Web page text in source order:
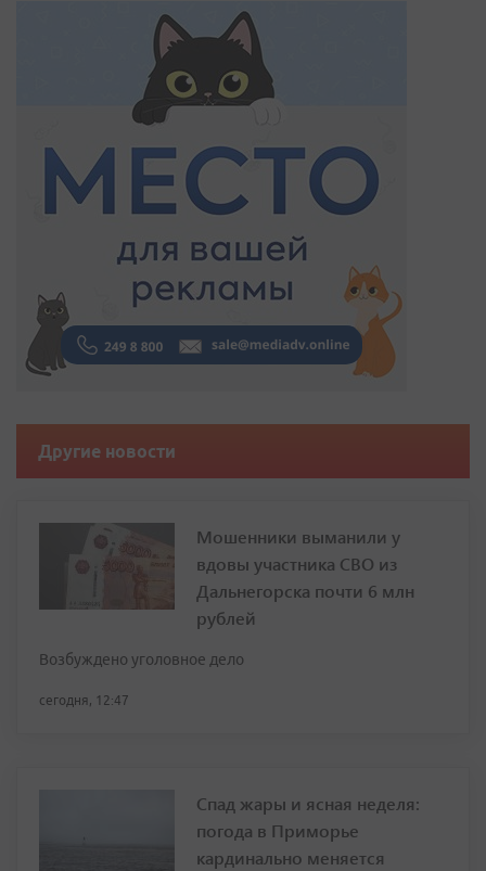
Другие новости
Мошенники выманили у
вдовы участника СВО из
Дальнегорска почти 6 млн
рублей
Возбуждено уголовное дело
сегодня, 12:47
Спад жары и ясная неделя:
погода в Приморье
кардинально меняется